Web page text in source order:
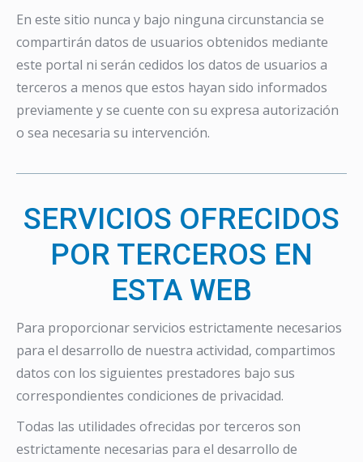
En este sitio nunca y bajo ninguna circunstancia se
compartirán datos de usuarios obtenidos mediante
este portal ni serán cedidos los datos de usuarios a
terceros a menos que estos hayan sido informados
previamente y se cuente con su expresa autorización
o sea necesaria su intervención.
SERVICIOS OFRECIDOS
POR TERCEROS EN
ESTA WEB
Para proporcionar servicios estrictamente necesarios
para el desarrollo de nuestra actividad, compartimos
datos con los siguientes prestadores bajo sus
correspondientes condiciones de privacidad.
Todas las utilidades ofrecidas por terceros son
estrictamente necesarias para el desarrollo de